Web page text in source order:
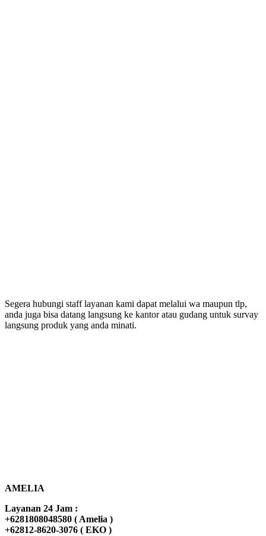
Segera hubungi staff layanan kami dapat melalui wa maupun tlp,
anda juga bisa datang langsung ke kantor atau gudang untuk survay
langsung produk yang anda minati.
AMELIA
Layanan 24 Jam :
+6281808048580 ( Amelia )
+62812-8620-3076 ( EKO )